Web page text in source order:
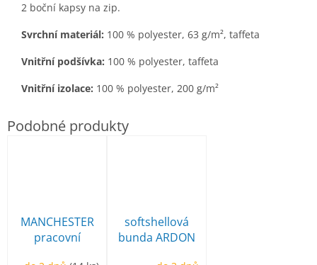
2 boční kapsy na zip.
Svrchní materiál: 100 % polyester, 63 g/m², taffeta
Vnitřní podšívka: 100 % polyester, taffeta
Vnitřní izolace: 100 % polyester, 200 g/m²
MANCHESTER
pracovní
softshellová
bunda ARDON